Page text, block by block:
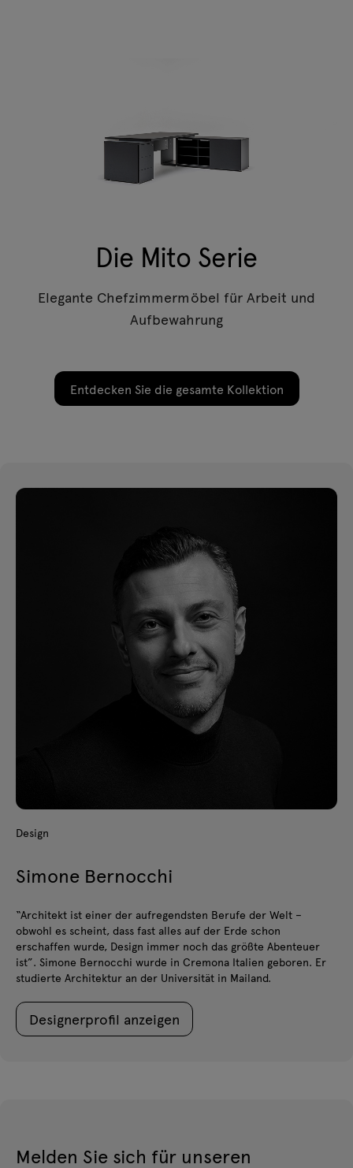
Die Mito Serie
Elegante Chefzimmermöbel für Arbeit und
Aufbewahrung
Entdecken Sie die gesamte Kollektion
Design
Simone Bernocchi
“Architekt ist einer der aufregendsten Berufe der Welt –
obwohl es scheint, dass fast alles auf der Erde schon
erschaffen wurde, Design immer noch das größte Abenteuer
ist”. Simone Bernocchi wurde in Cremona Italien geboren. Er
studierte Architektur an der Universität in Mailand.
Designerprofil anzeigen
Melden Sie sich für unseren